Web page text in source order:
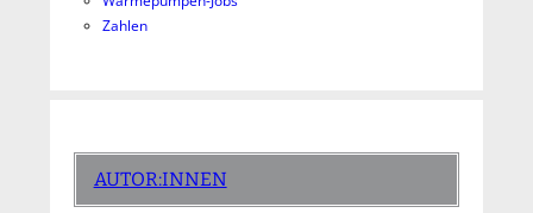
Zahlen
AUTOR:INNEN